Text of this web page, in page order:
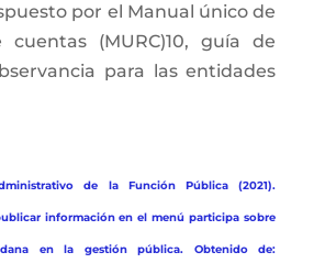
por el Manual único de
cuentas (MURC)10, guía de
para las entidades
de la Función Pública (2021).
información en el menú participa sobre
en la gestión pública. Obtenido de: